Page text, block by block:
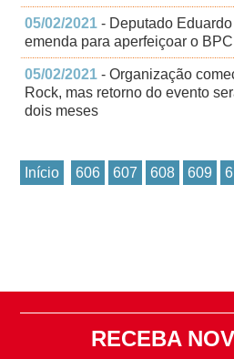
05/02/2021 - Deputado
emenda para aperfeiçoar o BPC
05/02/2021 - Organização
Rock, mas retorno do evento
dois meses
Início 606 607 608 609
RECEBA